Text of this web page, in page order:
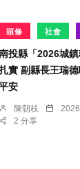
頭條 社會
投縣「2026城
實 副縣長王瑞
安
陳朝枝
2 分享